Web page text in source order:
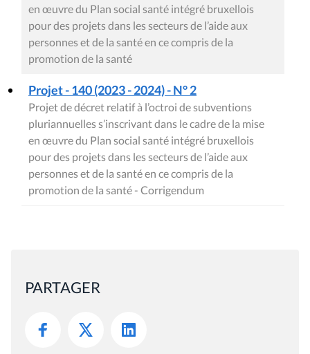
en œuvre du Plan social santé intégré bruxellois
pour des projets dans les secteurs de l’aide aux
personnes et de la santé en ce compris de la
promotion de la santé
Projet - 140 (2023 - 2024) - N° 2
Projet de décret relatif à l’octroi de subventions
pluriannuelles s’inscrivant dans le cadre de la mise
en œuvre du Plan social santé intégré bruxellois
pour des projets dans les secteurs de l’aide aux
personnes et de la santé en ce compris de la
promotion de la santé - Corrigendum
PARTAGER